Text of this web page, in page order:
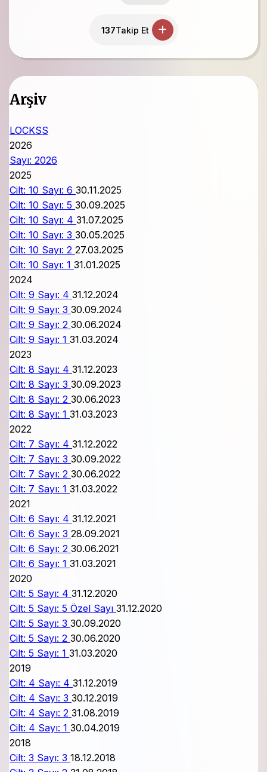
137Takip Et
Arşiv
LOCKSS
2026
Sayı: 2026
2025
Cilt: 10 Sayı: 6 30.11.2025
Cilt: 10 Sayı: 5 30.09.2025
Cilt: 10 Sayı: 4 31.07.2025
Cilt: 10 Sayı: 3 30.05.2025
Cilt: 10 Sayı: 2 27.03.2025
Cilt: 10 Sayı: 1 31.01.2025
2024
Cilt: 9 Sayı: 4 31.12.2024
Cilt: 9 Sayı: 3 30.09.2024
Cilt: 9 Sayı: 2 30.06.2024
Cilt: 9 Sayı: 1 31.03.2024
2023
Cilt: 8 Sayı: 4 31.12.2023
Cilt: 8 Sayı: 3 30.09.2023
Cilt: 8 Sayı: 2 30.06.2023
Cilt: 8 Sayı: 1 31.03.2023
2022
Cilt: 7 Sayı: 4 31.12.2022
Cilt: 7 Sayı: 3 30.09.2022
Cilt: 7 Sayı: 2 30.06.2022
Cilt: 7 Sayı: 1 31.03.2022
2021
Cilt: 6 Sayı: 4 31.12.2021
Cilt: 6 Sayı: 3 28.09.2021
Cilt: 6 Sayı: 2 30.06.2021
Cilt: 6 Sayı: 1 31.03.2021
2020
Cilt: 5 Sayı: 4 31.12.2020
Cilt: 5 Sayı: 5 Özel Sayı 31.12.2020
Cilt: 5 Sayı: 3 30.09.2020
Cilt: 5 Sayı: 2 30.06.2020
Cilt: 5 Sayı: 1 31.03.2020
2019
Cilt: 4 Sayı: 4 31.12.2019
Cilt: 4 Sayı: 3 30.12.2019
Cilt: 4 Sayı: 2 31.08.2019
Cilt: 4 Sayı: 1 30.04.2019
2018
Cilt: 3 Sayı: 3 18.12.2018